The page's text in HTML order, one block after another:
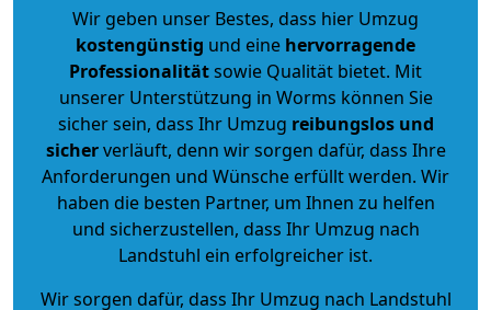
Wir geben unser Bestes, dass hier Umzug
kostengünstig und eine hervorragende
Professionalitätsowie Qualität bietet. Mit
unserer Unterstützung in Worms können Sie
sicher sein, dass Ihr Umzug reibungslos und
sicherverläuft, denn wir sorgen dafür, dass Ihre
Anforderungen und Wünsche erfüllt werden. Wir
haben die besten Partner, um Ihnen zu helfen
und sicherzustellen, dass Ihr Umzug nach
Landstuhl ein erfolgreicher ist.
Wir sorgen dafür, dass Ihr Umzug nach Landstuhl